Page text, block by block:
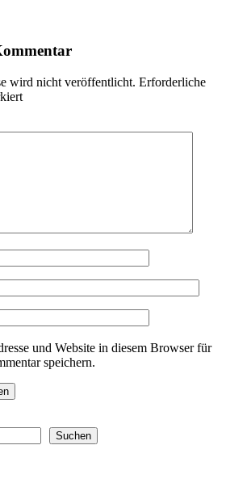
wird nicht veröffentlicht. Erforderliche
und Website in diesem Browser für
speichern.
Suchen